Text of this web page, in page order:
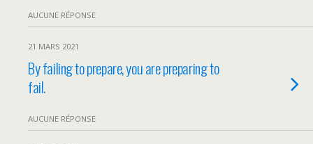
AUCUNE RÉPONSE
21 MARS 2021
By failing to prepare, you are preparing to
fail.
AUCUNE RÉPONSE